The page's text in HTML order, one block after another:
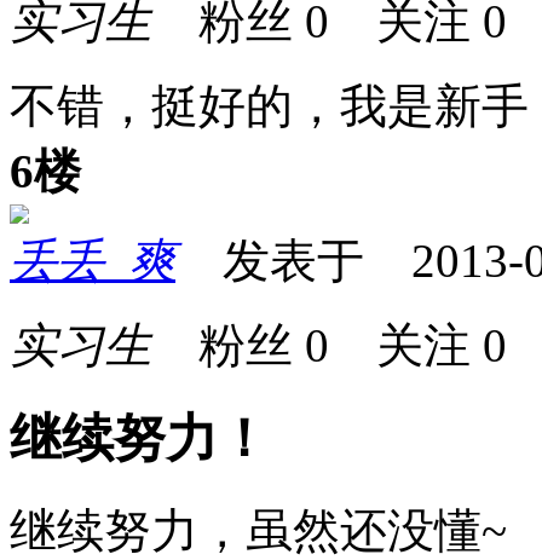
实习生粉丝 0 关注 0
不错，挺好的，我是新
6楼
丢丢_爽发表于 2013-
实习生粉丝 0 关注 0
继续努力！
继续努力，虽然还没懂~